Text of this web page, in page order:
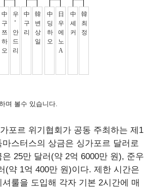
며 볼수 있습니다.
포르 위기협회가 공동 주최하는 제1
스터스의 상금은 싱가포르 달러로
25만 달러(약 2억 6000만 원), 준우
(약 1억 400만 원)이다. 제한 시간은
룰을 도입해 각자 기본 2시간에 매